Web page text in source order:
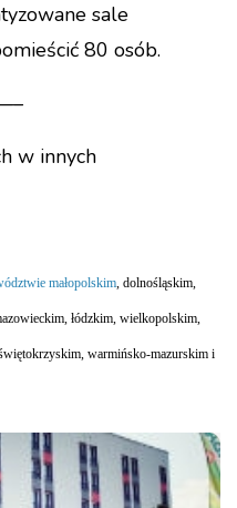
sale
80 osób.
w innych
małopolskim, dolnośląskim,
łódzkim, wielkopolskim,
warmińsko-mazurskim i